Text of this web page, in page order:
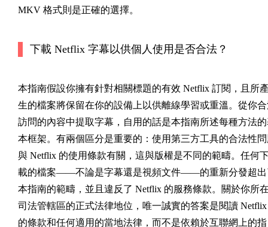
MKV 格式則是正確的選擇。
下載 Netflix 字幕以供個人使用是否合法？
本指南假設你擁有針對相關標題的有效 Netflix 訂閱，且所
生的檔案將保留在你的設備上以供離線學習或重溫。從你
訪問的內容中提取字幕，自用的話是本指南所述每種方法
本框架。有兩個區分是重要的：使用第三方工具的合法性
與 Netflix 的使用條款有關，這與版權是不同的範疇。任何
載的檔案——不論是字幕還是視頻文件——的重新分發超出
本指南的範疇，並且違反了 Netflix 的服務條款。關於你所
司法管轄區的正式法律地位，唯一誠實的答案是閱讀 Netflix
的條款和任何適用的當地法律，而不是依賴於互聯網上的指